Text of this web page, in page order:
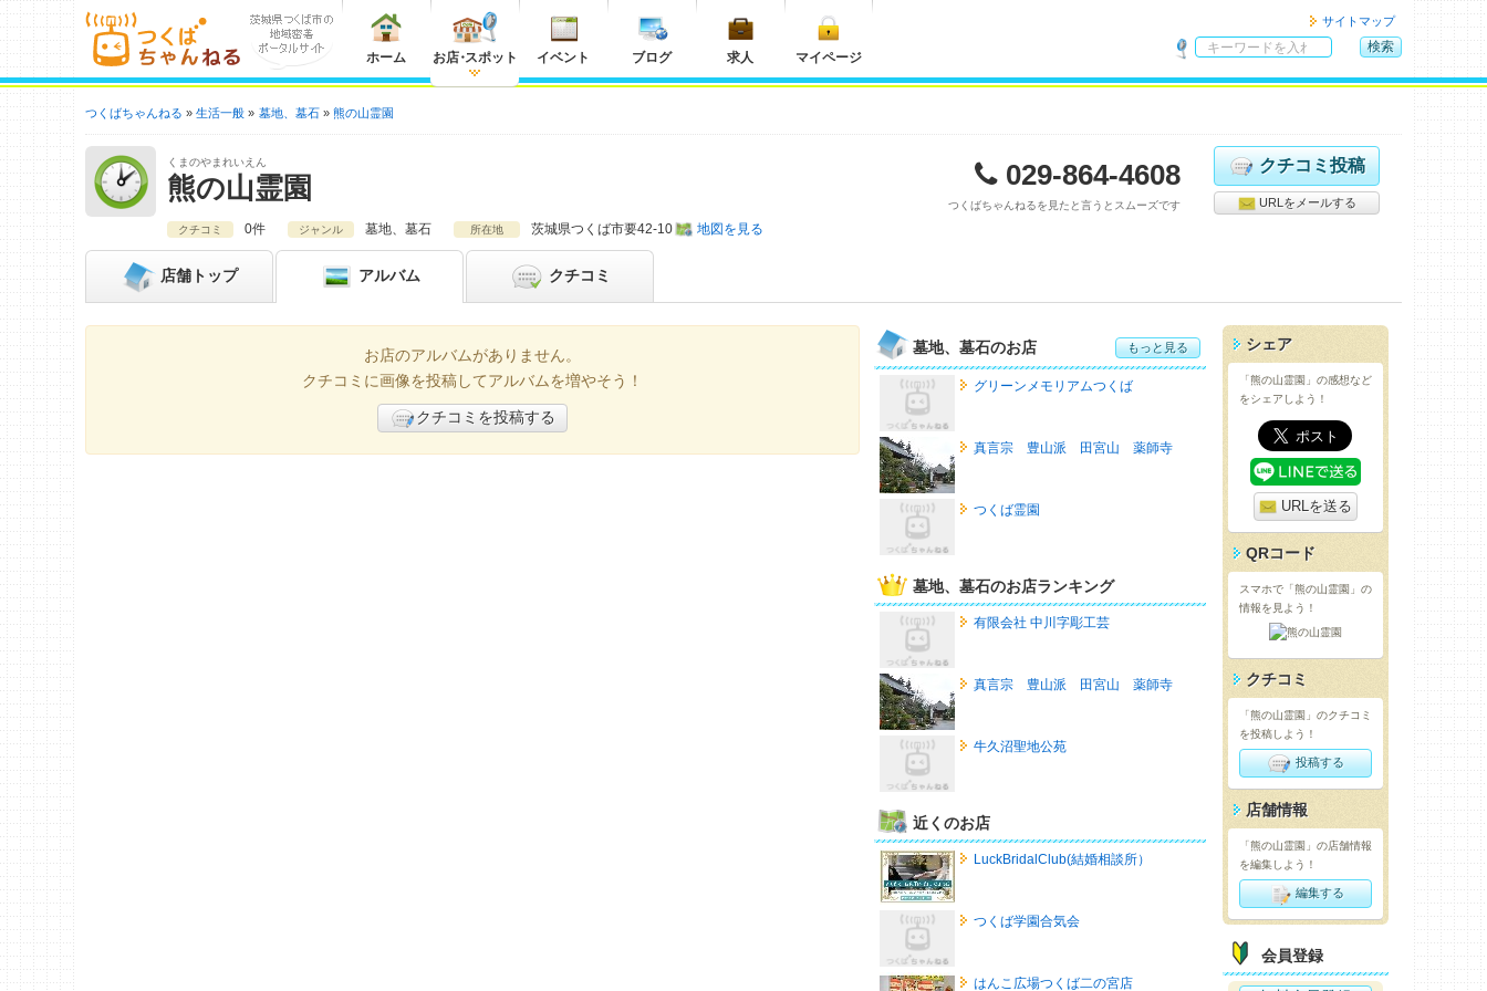
ホーム お店・スポット イベント ブログ 求人 マイページ
サイトマップ
内
索
検索
つくばちゃんねる 生活一般 墓地、墓石 熊の山霊園
くまのやまれいえん
熊の山霊園 029-864-4608
つくばちゃんねるを見たと言うとスムーズです
クチコミ投稿
URLをメールする
クチコミ 0件 ジャンル 墓地、墓石 所在地 茨城県つくば市要42-10 地図を見る
店舗 トップ アルバム クチコミ
お店のアルバムがありません。
クチコミに画像を投稿してアルバムを増やそう！
クチコミを投稿する
墓地、墓石のお店 もっと見る
グリーンメモリアムつくば
真言宗 豊山派 田宮山 薬師寺
つくば霊園
墓地、墓石のお店ランキング
有限会社 中川字彫工芸
真言宗 豊山派 田宮山 薬師寺
牛久沼聖地公苑
近くのお店
LuckBridalClub(結婚相談所）
つくば学園合気会
はんこ広場つくば二の宮店
シェア
「熊の山霊園」の感想など
をシェアしよう！
URLを送る
QRコード
スマホで「熊の山霊園」の
情報を見よう！
クチコミ
「熊の山霊園」のクチコミ
を投稿しよう！
投稿する
店舗情報
「熊の山霊園」の店舗情報
を編集しよう！
編集する
会員登録